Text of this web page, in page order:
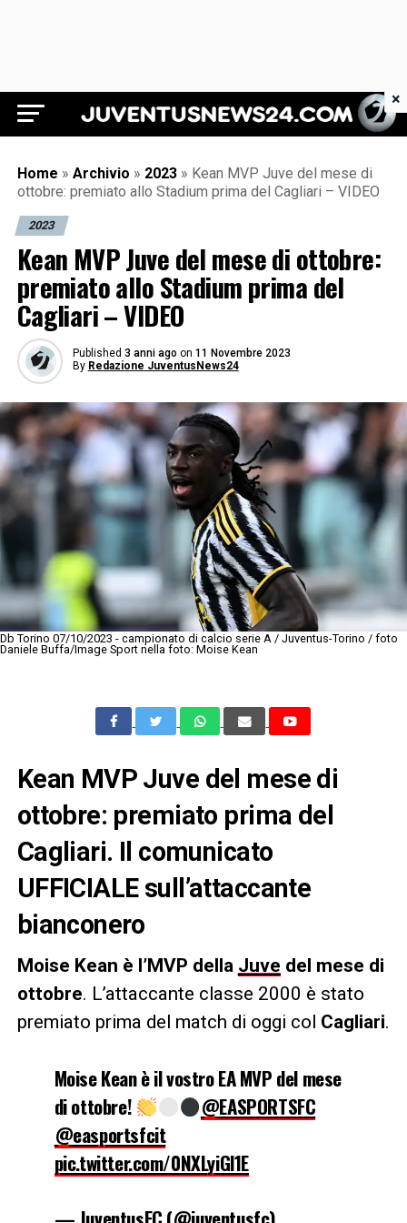
Juventus News 24
Home » Archivio » 2023 » Kean MVP Juve del mese di
ottobre: premiato allo Stadium prima del Cagliari – VIDEO
2023
Kean MVP Juve del mese di ottobre:
premiato allo Stadium prima del
Cagliari – VIDEO
Published 3 anni ago on 11 Novembre 2023
By Redazione JuventusNews24
Db Torino 07/10/2023 - campionato di calcio serie A / Juventus-Torino / foto
Daniele Buffa/Image Sport nella foto: Moise Kean
Kean MVP Juve del mese di
ottobre: premiato prima del
Cagliari. Il comunicato
UFFICIALE sull’attaccante
bianconero
Moise Kean è l’MVP della Juve del mese di
ottobre. L’attaccante classe 2000 è stato
premiato prima del match di oggi col Cagliari.
Moise Kean è il vostro EA MVP del mese
di ottobre!
@EASPORTSFC
@easportsfcit
pic.twitter.com/0NXLyiGl1E
×